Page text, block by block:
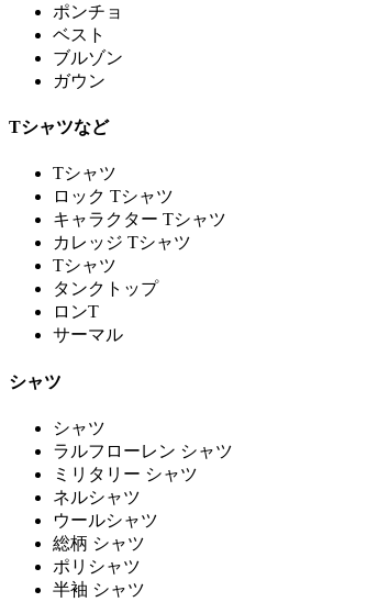
ポンチョ
ベスト
ブルゾン
ガウン
Tシャツなど
Tシャツ
ロック Tシャツ
キャラクター Tシャツ
カレッジ Tシャツ
Tシャツ
タンクトップ
ロンT
サーマル
シャツ
シャツ
ラルフローレン シャツ
ミリタリー シャツ
ネルシャツ
ウールシャツ
総柄 シャツ
ポリシャツ
半袖 シャツ